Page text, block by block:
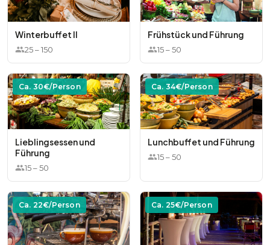
Winterbuffet II
25–150
Frühstück und Führung
15–50
Ca. 30€/Person
Lieblingsessen und
Führung
15–50
Ca. 34€/Person
Lunchbuffet und Führung
15–50
Ca. 22€/Person Ca. 25€/Person